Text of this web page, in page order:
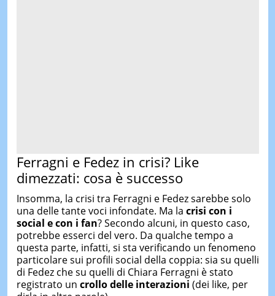
Ferragni e Fedez in crisi? Like
dimezzati: cosa è successo
Insomma, la crisi tra Ferragni e Fedez sarebbe solo
una delle tante voci infondate. Ma la crisi con i
social e con i fan? Secondo alcuni, in questo caso,
potrebbe esserci del vero. Da qualche tempo a
questa parte, infatti, si sta verificando un fenomeno
particolare sui profili social della coppia: sia su quelli
di Fedez che su quelli di Chiara Ferragni è stato
registrato un crollo delle interazioni (dei like, per